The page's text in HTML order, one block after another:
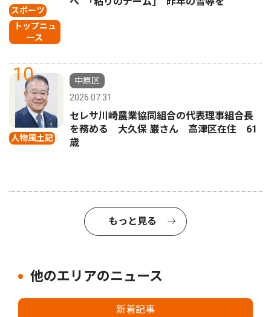
スポーツ
トップニュ
ース
10
人物風土記
中原区
2026.07.31
セレサ川崎農業協同組合の代表理事組合長
を務める 大久保 巌さん 高津区在住 61
歳
もっと見る
他のエリアのニュース
新着記事